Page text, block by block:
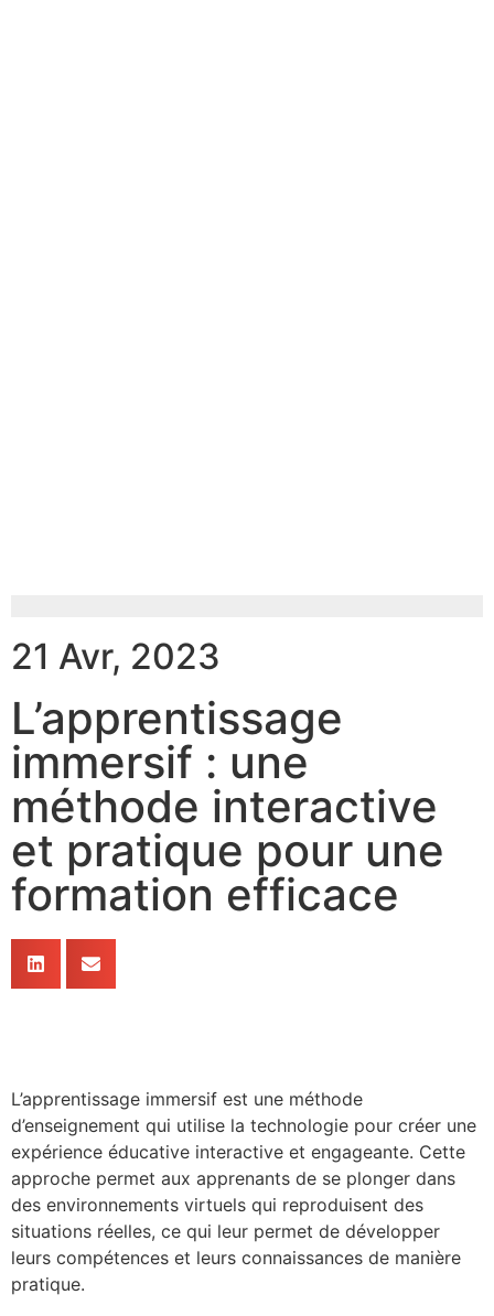
21 Avr, 2023
L’apprentissage
immersif : une
méthode interactive
et pratique pour une
formation efficace
L’apprentissage immersif est une méthode
d’enseignement qui utilise la technologie pour créer une
expérience éducative interactive et engageante. Cette
approche permet aux apprenants de se plonger dans
des environnements virtuels qui reproduisent des
situations réelles, ce qui leur permet de développer
leurs compétences et leurs connaissances de manière
pratique.